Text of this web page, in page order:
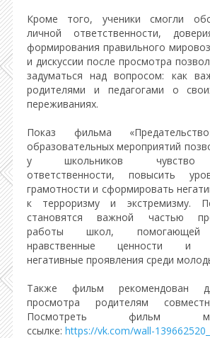
Кроме того, ученики смогли
личной ответственности,
формирования правильного
и дискуссии после просмотра
задуматься над вопросом: как
родителями и педагогами о
переживаниях.
Показ фильма
образовательных мероприятий
у школьников чувство
ответственности, повысить
грамотности и сформировать
к терроризму и экстремизму.
становятся важной частью
работы школ, помогающей
нравственные ценности и
негативные проявления среди
Также фильм рекомендован
просмотра родителям
Посмотреть фильм
ссылке: https://vk.com/wall-